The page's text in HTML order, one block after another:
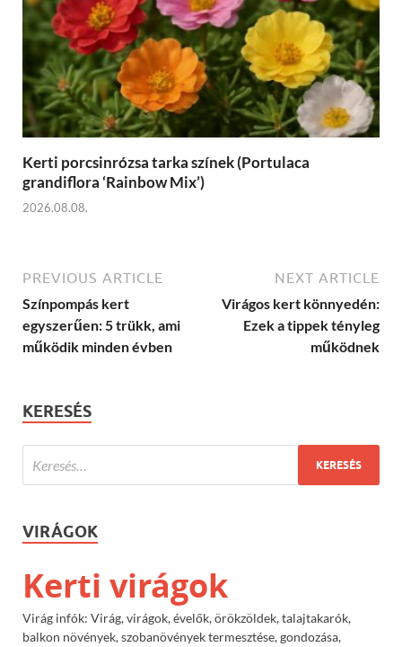
Kerti porcsinrózsa tarka színek (Portulaca
grandiflora ‘Rainbow Mix’)
2026.08.08.
PREVIOUS ARTICLE
Színpompás kert
egyszerűen: 5 trükk, ami
működik minden évben
NEXT ARTICLE
Virágos kert könnyedén:
Ezek a tippek tényleg
működnek
KERESÉS
VIRÁGOK
Kerti virágok
Virág infók: Virág, virágok, évelők, örökzöldek, talajtakarók,
balkon növények, szobanövények termesztése, gondozása,